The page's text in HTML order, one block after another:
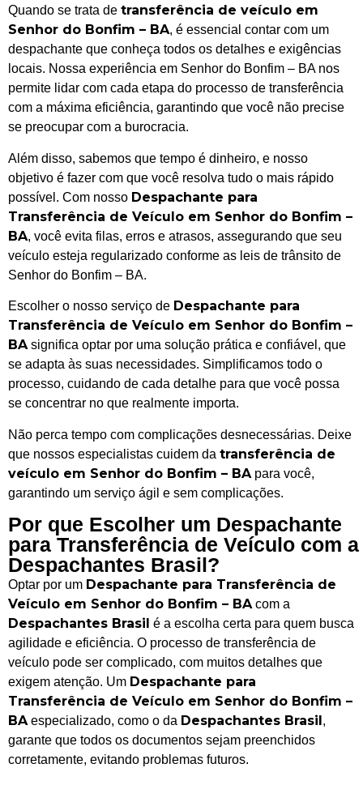
Quando se trata de transferência de veículo em
Senhor do Bonfim – BA, é essencial contar com um
despachante que conheça todos os detalhes e exigências
locais. Nossa experiência em Senhor do Bonfim – BA nos
permite lidar com cada etapa do processo de transferência
com a máxima eficiência, garantindo que você não precise
se preocupar com a burocracia.
Além disso, sabemos que tempo é dinheiro, e nosso
objetivo é fazer com que você resolva tudo o mais rápido
possível. Com nosso Despachante para
Transferência de Veículo em Senhor do Bonfim –
BA, você evita filas, erros e atrasos, assegurando que seu
veículo esteja regularizado conforme as leis de trânsito de
Senhor do Bonfim – BA.
Escolher o nosso serviço de Despachante para
Transferência de Veículo em Senhor do Bonfim –
BA significa optar por uma solução prática e confiável, que
se adapta às suas necessidades. Simplificamos todo o
processo, cuidando de cada detalhe para que você possa
se concentrar no que realmente importa.
Não perca tempo com complicações desnecessárias. Deixe
que nossos especialistas cuidem da transferência de
veículo em Senhor do Bonfim – BA para você,
garantindo um serviço ágil e sem complicações.
Por que Escolher um Despachante
para Transferência de Veículo com a
Despachantes Brasil?
Optar por um Despachante para Transferência de
Veículo em Senhor do Bonfim – BA com a
Despachantes Brasil é a escolha certa para quem busca
agilidade e eficiência. O processo de transferência de
veículo pode ser complicado, com muitos detalhes que
exigem atenção. Um Despachante para
Transferência de Veículo em Senhor do Bonfim –
BA especializado, como o da Despachantes Brasil,
garante que todos os documentos sejam preenchidos
corretamente, evitando problemas futuros.